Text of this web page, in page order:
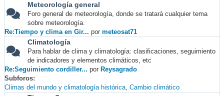
Meteorología general
Foro general de meteorología, donde se tratará cualquier tema
sobre meteorología.
Re:Tiempo y clima en Gir... por meteosat71
Climatología
Para hablar de clima y climatología: clasificaciones, seguimiento
de indicadores y elementos climáticos, etc
Re:Seguimiento cordiller... por Reysagrado
Subforos
Climas del mundo y climatología histórica Cambio climático